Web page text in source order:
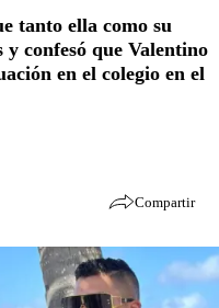
tanto ella como su
confesó que Valentino
en el colegio en el
Compartir